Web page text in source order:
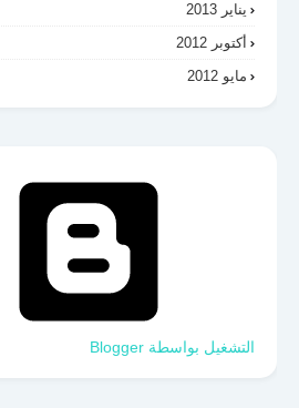
يناير 2013
أكتوبر 2012
مايو 2012
التشغيل بواسطة Blogger